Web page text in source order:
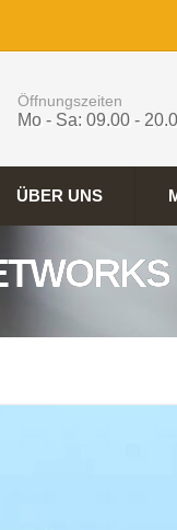
Öffnungszeiten
Mo - Sa: 09.00 -
ÜBER UNS